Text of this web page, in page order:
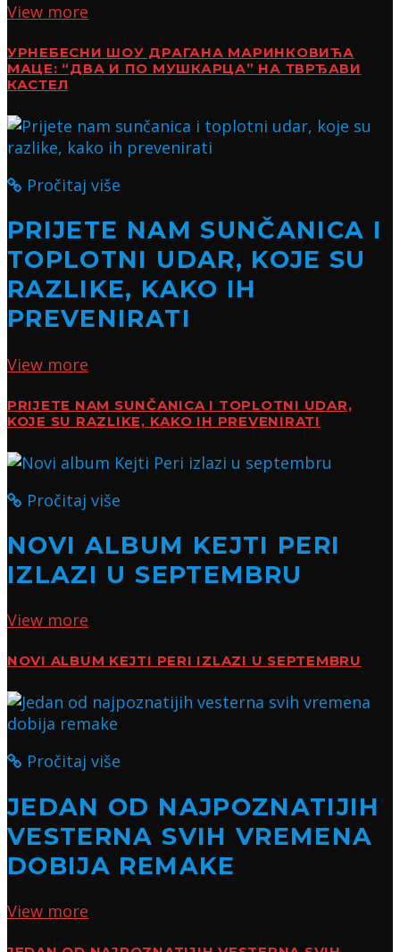
View more
УРНЕБЕСНИ ШОУ ДРАГАНА МАРИНКОВИЋА
МАЦЕ: “ДВА И ПО МУШКАРЦА” НА ТВРЂАВИ
КАСТЕЛ
Pročitaj više
PRIJETE NAM SUNČANICA I
TOPLOTNI UDAR, KOJE SU
RAZLIKE, KAKO IH
PREVENIRATI
View more
PRIJETE NAM SUNČANICA I TOPLOTNI UDAR,
KOJE SU RAZLIKE, KAKO IH PREVENIRATI
Pročitaj više
NOVI ALBUM KEJTI PERI
IZLAZI U SEPTEMBRU
View more
NOVI ALBUM KEJTI PERI IZLAZI U SEPTEMBRU
Pročitaj više
JEDAN OD NAJPOZNATIJIH
VESTERNA SVIH VREMENA
DOBIJA REMAKE
View more